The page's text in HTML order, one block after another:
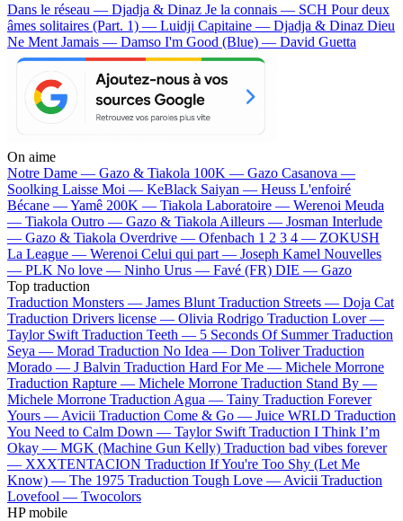
Dans le réseau — Djadja & Dinaz Je la connais — SCH Pour deux
âmes solitaires (Part. 1) — Luidji Capitaine — Djadja & Dinaz Dieu
Ne Ment Jamais — Damso I'm Good (Blue) — David Guetta
On aime
Notre Dame — Gazo & Tiakola 100K — Gazo Casanova —
Soolking Laisse Moi — KeBlack Saiyan — Heuss L'enfoiré
Bécane —Yamê 200K — Tiakola Laboratoire — Werenoi Meuda
— Tiakola Outro — Gazo & Tiakola Ailleurs — Josman Interlude
— Gazo & Tiakola Overdrive — Ofenbach 1 2 3 4 — ZOKUSH
La League — Werenoi Celui qui part — Joseph Kamel Nouvelles
— PLK No love — Ninho Urus — Favé (FR) DIE — Gazo
Top traduction
Traduction Monsters — James Blunt Traduction Streets — Doja Cat
Traduction Drivers license — Olivia Rodrigo Traduction Lover —
Taylor Swift Traduction Teeth — 5 Seconds Of Summer Traduction
Seya — Morad Traduction No Idea — Don Toliver Traduction
Morado — J Balvin Traduction Hard For Me — Michele Morrone
Traduction Rapture — Michele Morrone Traduction Stand By —
Michele Morrone Traduction Agua — Tainy Traduction Forever
Yours — Avicii Traduction Come & Go — Juice WRLD Traduction
You Need to Calm Down — Taylor Swift Traduction I Think I’m
Okay — MGK (Machine Gun Kelly) Traduction bad vibes forever
— XXXTENTACION Traduction If You're Too Shy (Let Me
Know) — The 1975 Traduction Tough Love — Avicii Traduction
Lovefool — Twocolors
HP mobile